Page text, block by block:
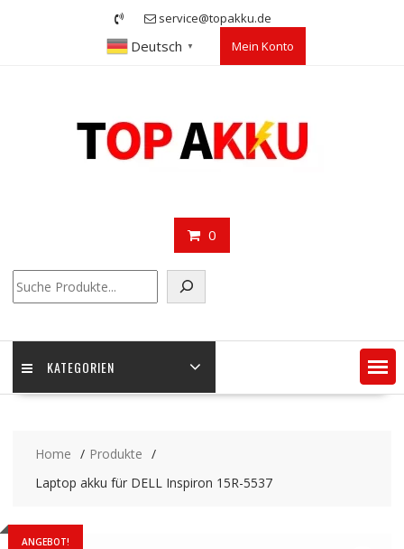
service@topakku.de
Deutsch ▼ Mein Konto
0
KATEGORIEN
Home
Produkte
Laptop akku für DELL Inspiron 15R-5537
ANGEBOT!